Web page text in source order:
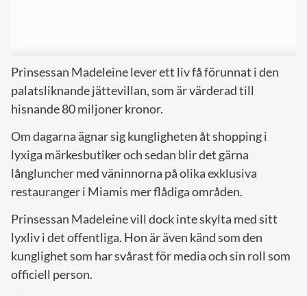
Prinsessan Madeleine lever ett liv få förunnat i den
palatsliknande jättevillan, som är värderad till
hisnande 80 miljoner kronor.
Om dagarna ägnar sig kungligheten åt shopping i
lyxiga märkesbutiker och sedan blir det gärna
långluncher med väninnorna på olika exklusiva
restauranger i Miamis mer flådiga områden.
Prinsessan Madeleine vill dock inte skylta med sitt
lyxliv i det offentliga. Hon är även känd som den
kunglighet som har svårast för media och sin roll som
officiell person.